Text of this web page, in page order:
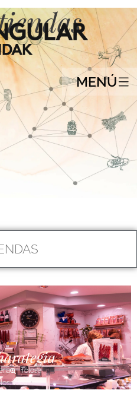
MENÚ
Tolosa